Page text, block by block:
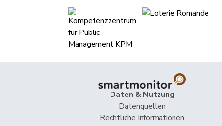
Daten & Nutzung
Datenquellen
Rechtliche Informationen